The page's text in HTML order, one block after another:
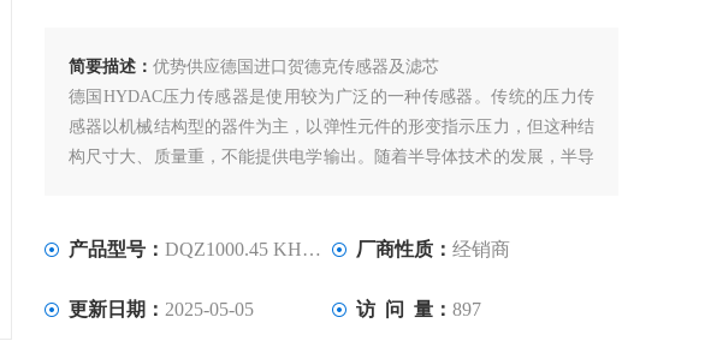
简要描述： 优势供应德国进口贺德克传感器及滤芯
德国HYDAC压力传感器是使用较为广泛的一种传感器。传统的压力传
感器以机械结构型的器件为主，以弹性元件的形变指示压力，但这种结
构尺寸大、质量重，不能提供电学输出。随着半导体技术的发展，半导
而且其功耗小、可靠性高。
产品型号： DQZ1000.45 KHB-G3/4-DN20 厂商性质： 经销商
更新日期： 2025-05-05 访 问 量： 897